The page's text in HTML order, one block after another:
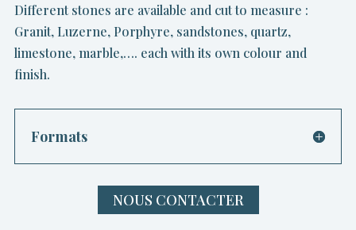
Different stones are available and cut to measure :
Granit, Luzerne, Porphyre, sandstones, quartz,
limestone, marble,…. each with its own colour and
finish.
Formats
NOUS CONTACTER